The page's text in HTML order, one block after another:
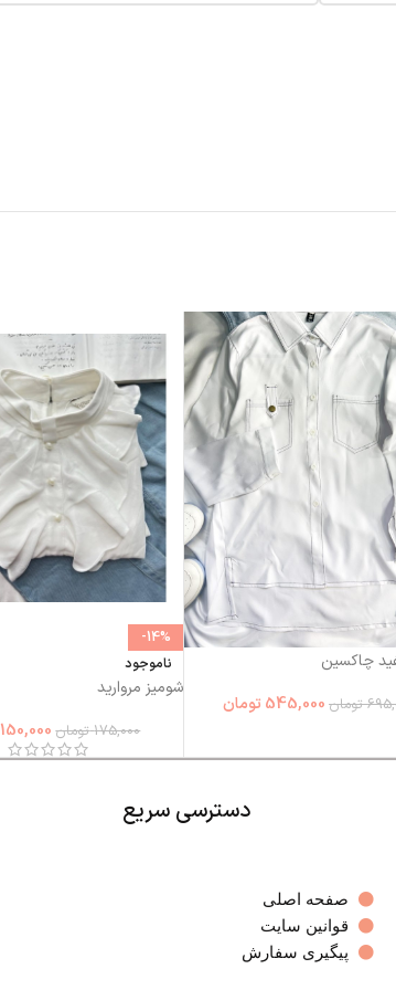
چاکسین
تومان 545,000 تومان
-14%
ناموجود
شومیز مروارید
175,000 تومان 150,000
دسترسی سریع
صفحه اصلی
قوانین سایت
پیگیری سفارش